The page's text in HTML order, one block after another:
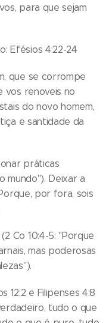
para que sejam
Efésios 4:22-24
que se corrompe
vos renoveis no
do novo homem,
e santidade da
práticas
mundo"). Deixar a
por fora, sois
Co 10:4-5: "Porque
mas poderosas
12:2 e Filipenses 4:8
tudo o que